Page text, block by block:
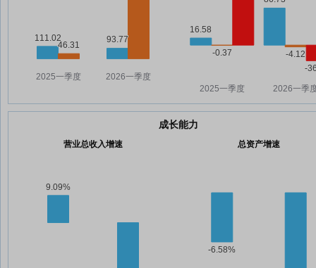
成长能力
营业总收入增速 总资产增速